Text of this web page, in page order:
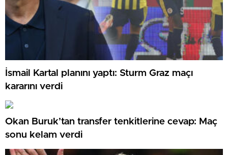
İsmail Kartal planını yaptı: Sturm Graz maçı
kararını verdi
Okan Buruk’tan transfer tenkitlerine cevap: Maç
sonu kelam verdi